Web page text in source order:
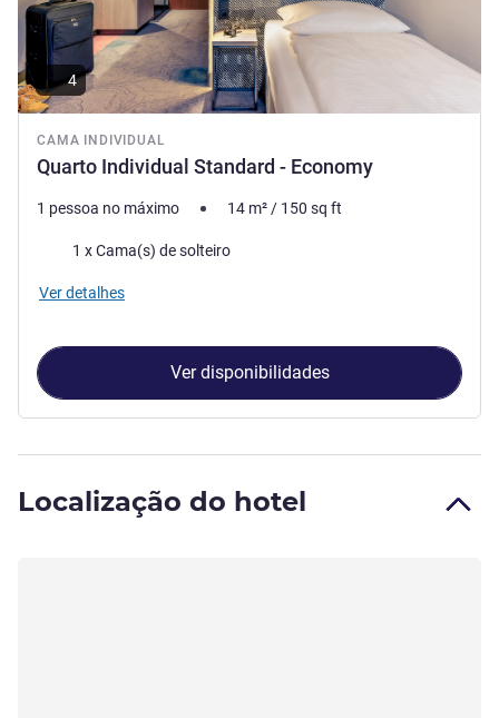
CAMA INDIVIDUAL
Quarto Individual Standard - Economy
4
1 pessoa no máximo 14 m²/ 150 sq ft
Cama1 x Cama(s) de solteiro
Ver detalhes
Ver disponibilidades
Localização do hotel